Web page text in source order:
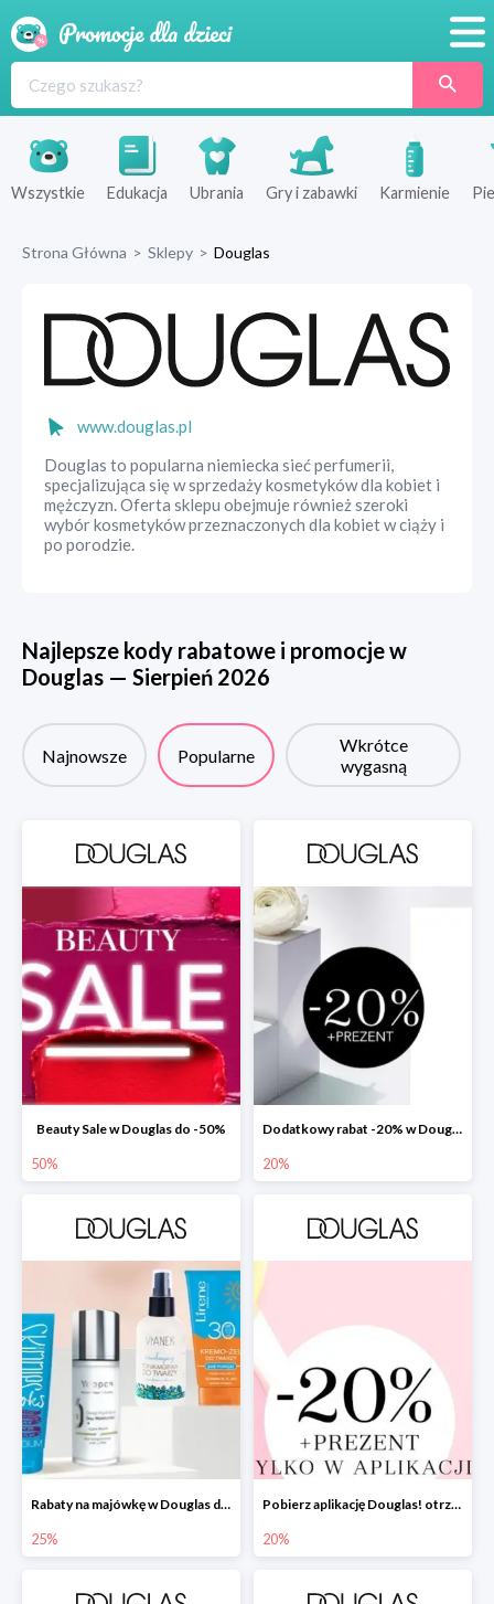
Produkty
Sklepy
Wszystkie Edukacja Ubrania Gry i zabawki Karmienie
Strona Główna > Sklepy > Douglas
www.douglas.pl
Douglas to popularna niemiecka sieć perfumerii,
specjalizująca się w sprzedaży kosmetyków dla kobiet i
mężczyzn. Oferta sklepu obejmuje również szeroki
wybór kosmetyków przeznaczonych dla kobiet w ciąży i
po porodzie.
Najlepsze kody rabatowe i promocje w
Douglas — Sierpień 2026
Najnowsze Popularne
Wkrótce
wygasną
Beauty Sale w Douglas do -50%
50%
Dodatkowy rabat -20% w Douglas
20%
Rabaty na majówkę w Douglas do -25%
25%
Pobierz aplikację Douglas! otrzymasz zniżkę -20% + prezent
20%